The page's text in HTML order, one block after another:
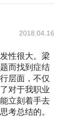
2018.04.16
性很大。梁
而找到症结
层面，不仅
对于我职业
立刻着手去
考总结的。